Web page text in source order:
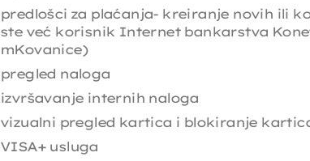
predlošci za plaćanja- kreiranje novih ili
ste već korisnik Internet bankarstva
mKovanice)
pregled naloga
izvršavanje internih naloga
vizualni pregled kartica i blokiranje
VISA+ usluga